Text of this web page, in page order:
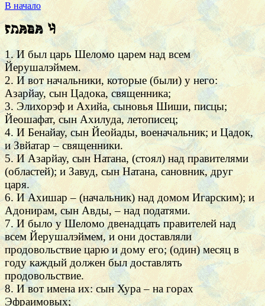
В начало
Глава 4
1. И был царь Шеломо царем над всем
Йерушалэймем.
2. И вот начальники, которые (были) у него:
Азарйау, сын Цадока, священника;
3. Элихорэф и Ахийа, сыновья Шиши, писцы;
Йеошафат, сын Ахилуда, летописец;
4. И Бенайау, сын Йеойады, военачальник; и Цадок,
и Звйатар – священники.
5. И Азарйау, сын Натана, (стоял) над правителями
(областей); и Завуд, сын Натана, сановник, друг
царя.
6. И Ахишар – (начальник) над домом Игарским); и
Адонирам, сын Авды, – над податями.
7. И было у Шеломо двенадцать правителей над
всем Йерушалэймем, и они доставляли
продовольствие царю и дому его; (один) месяц в
году каждый должен был доставлять
продовольствие.
8. И вот имена их: сын Хура – на горах
Эфраимовых;